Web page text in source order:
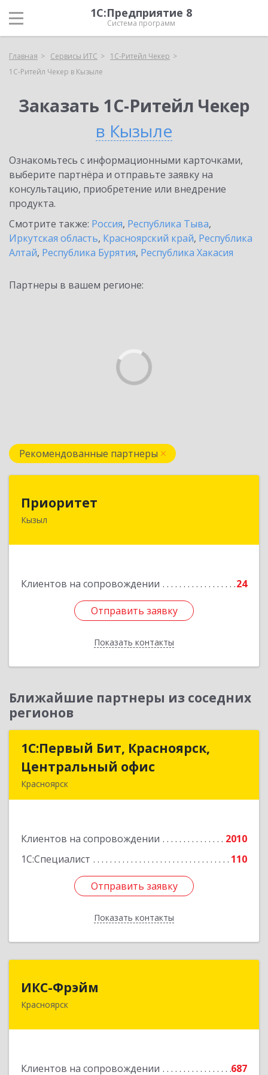
1С:Предприятие 8
Система программ
Главная Сервисы ИТС
1C-Ритейл Чекер
1C-Ритейл Чекер в Кызыле
Заказать 1C-Ритейл Чекер
в Кызыле
Ознакомьтесь с информационными карточками,
выберите партнёра и отправьте заявку на
консультацию, приобретение или внедрение
продукта.
Смотрите также: Россия, Республика Тыва,
Иркутская область, Красноярский край, Республика
Алтай, Республика Бурятия, Республика Хакасия
Партнеры в вашем регионе:
Рекомендованные партнеры
Приоритет
Кызыл
Клиентов на сопровождении 24
Отправить заявку
Показать контакты
667000, Тыва Респ, Кызыл г, Комсомольская ул,
Отправить заявку
Назад
Ближайшие партнеры из соседних
регионов
1С:Первый Бит, Красноярск,
Центральный офис
Красноярск
Клиентов на сопровождении
2010
1С:Специалист
110
Отправить заявку
Показать контакты
1С:Первый Бит, Красноярск,
Центральный офис
Подробнее
Отправить заявку
Назад
ИКС-Фрэйм
Красноярск
Клиентов на сопровождении
687
660077, Красноярский край, Красноярск г,